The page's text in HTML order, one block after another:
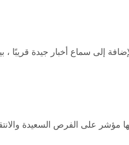
إلى سماع أخبار جيدة قريبًا ،
مؤشر على الفرص السعيدة